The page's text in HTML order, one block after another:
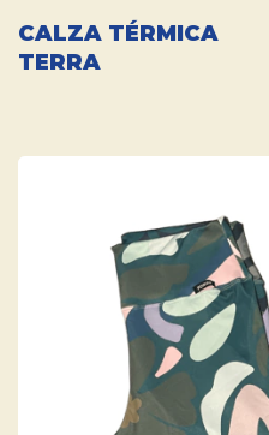
CALZA TÉRMICA
TERRA